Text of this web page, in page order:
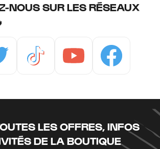
NOUS SUR LES RÉSEAUX
LES OFFRES, INFOS
DE LA BOUTIQUE